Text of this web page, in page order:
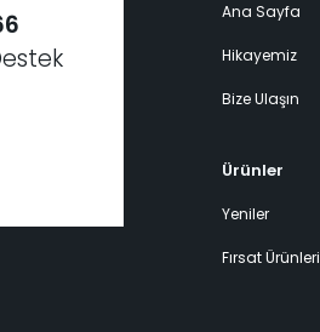
Ana Sayfa
Hikayemiz
Bize Ulaşın
Ürünler
Yeniler
Fırsat Ürünleri